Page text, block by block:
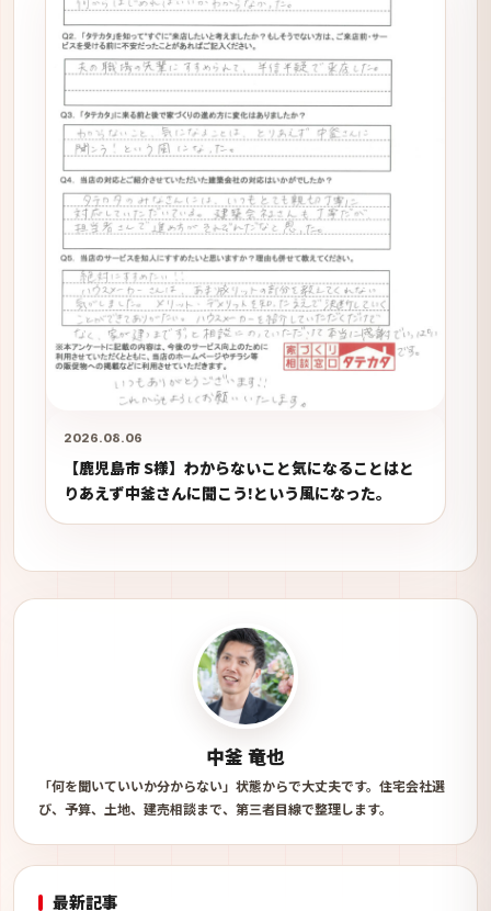
2026.08.06
【鹿児島市 S様】わからないこと気になることはと
りあえず中釜さんに聞こう!という風になった。
中釜 竜也
「何を聞いていいか分からない」状態からで大丈夫です。住宅会社選
び、予算、土地、建売相談まで、第三者目線で整理します。
最新記事